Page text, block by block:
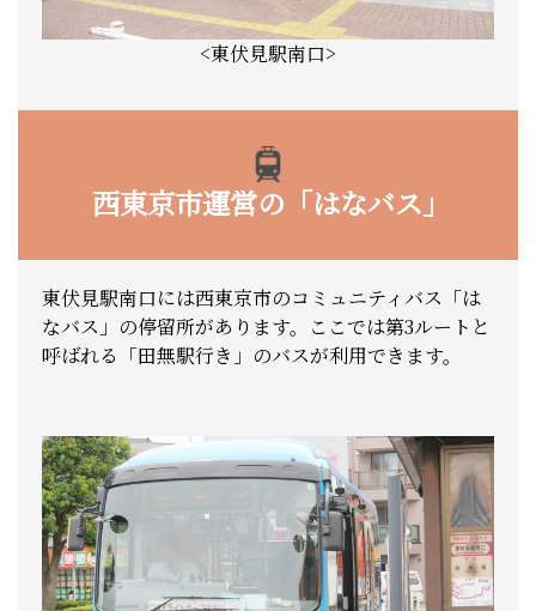
<東伏見駅南口>
西東京市運営の「はなバス」
東伏見駅南口には西東京市のコミュニティバス「は
なバス」の停留所があります。ここでは第3ルートと
呼ばれる「田無駅行き」のバスが利用できます。